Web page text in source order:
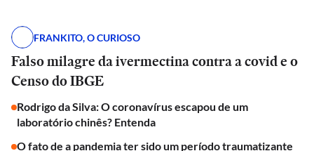
FRANKITO, O CURIOSO
Falso milagre da ivermectina contra a covid e o
Censo do IBGE
Rodrigo da Silva: O coronavírus escapou de um
laboratório chinês? Entenda
O fato de a pandemia ter sido um período traumatizante